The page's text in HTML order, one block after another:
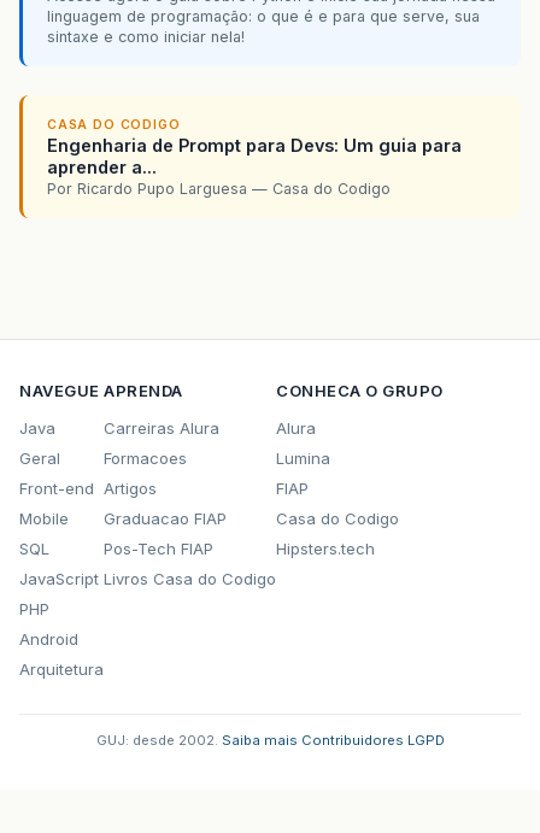
linguagem de programação: o que é e para que serve, sua
sintaxe e como iniciar nela!
CASA DO CODIGO
Engenharia de Prompt para Devs: Um guia para
aprender a...
Por Ricardo Pupo Larguesa — Casa do Codigo
NAVEGUE
Java
Geral
Front-end
Mobile
SQL
JavaScript
PHP
Android
Arquitetura
APRENDA
Carreiras Alura
Formacoes
Artigos
Graduacao FIAP
Pos-Tech FIAP
Livros Casa do Codigo
CONHECA O GRUPO
Alura
Lumina
FIAP
Casa do Codigo
Hipsters.tech
GUJ: desde 2002. Saiba mais Contribuidores LGPD